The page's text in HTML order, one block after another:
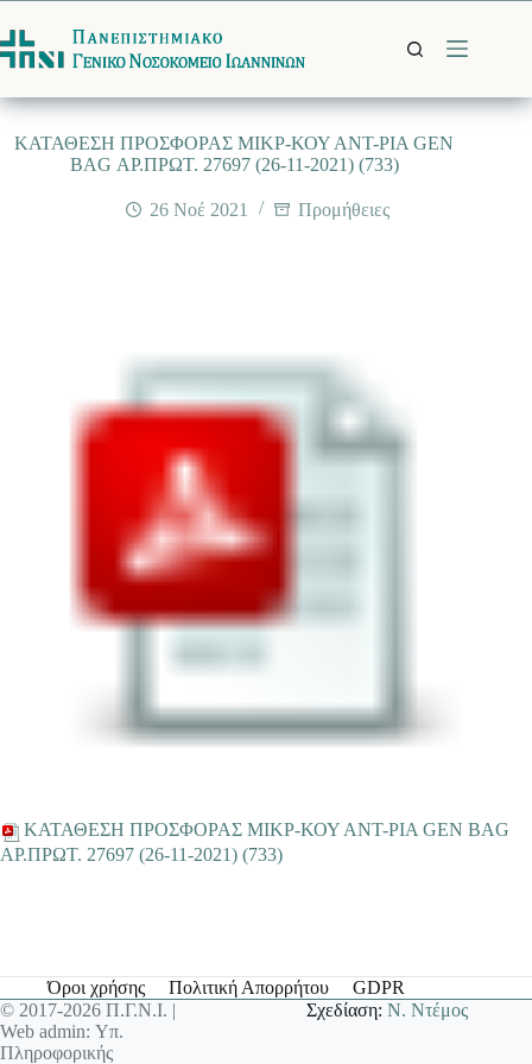
στο
περιεχόμενο
ΚΑΤΑΘΕΣΗ ΠΡΟΣΦΟΡΑΣ ΜΙΚΡ-ΚΟΥ ΑΝΤ-ΡΙΑ GEN
BAG ΑΡ.ΠΡΩΤ. 27697 (26-11-2021) (733)
26 Νοέ 2021 Προμήθειες
ΚΑΤΑΘΕΣΗ ΠΡΟΣΦΟΡΑΣ ΜΙΚΡ-ΚΟΥ ΑΝΤ-ΡΙΑ GEN BAG
ΑΡ.ΠΡΩΤ. 27697 (26-11-2021) (733)
Όροι χρήσης Πολιτική Απορρήτου
GDPR
© 2017-2026 Π.Γ.Ν.Ι. |
Web admin: Υπ.
Πληροφορικής
Σχεδίαση:Ν. Ντέμος